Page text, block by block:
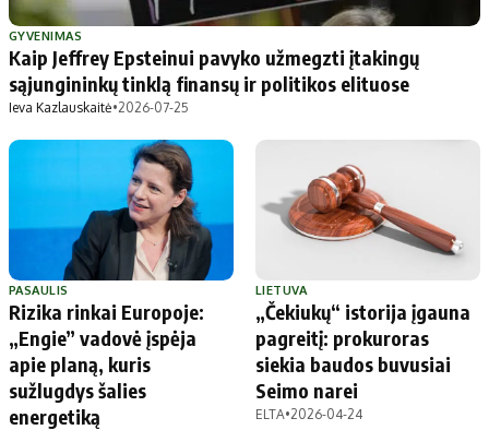
Dirbtinis intelektas
Gineso rekordai
Ekonomikos naujienos
Didžiosios savivaldybės
Kauno miesto
Klaipėdos miesto
Panevėžio miesto
Šiaulių miesto
Alytaus miesto
Marijampolės
Kitos savivaldybės
Druskininkų
Utenos rajono
Jonavos rajono
Vilkaviškio rajono
Tauragės rajono
Palangos miesto
Prienų rajono
GYVENIMAS
Kaip Jeffrey Epsteinui pavyko užmegzti įtakingų
sąjungininkų tinklą finansų ir politikos elituose
Ieva Kazlauskaitė•2026-07-25
PASAULIS
Rizika rinkai Europoje:
„Engie” vadovė įspėja
apie planą, kuris
sužlugdys šalies
energetiką
LIETUVA
„Čekiukų“ istorija įgauna
pagreitį: prokuroras
siekia baudos buvusiai
Seimo narei
ELTA•2026-04-24